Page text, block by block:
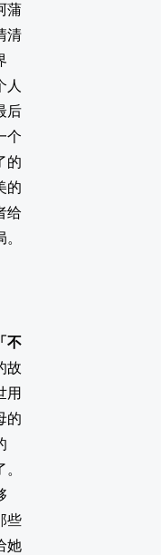
蒲
清
人
后
个
的
的
给
「不
故
用
的
些
她